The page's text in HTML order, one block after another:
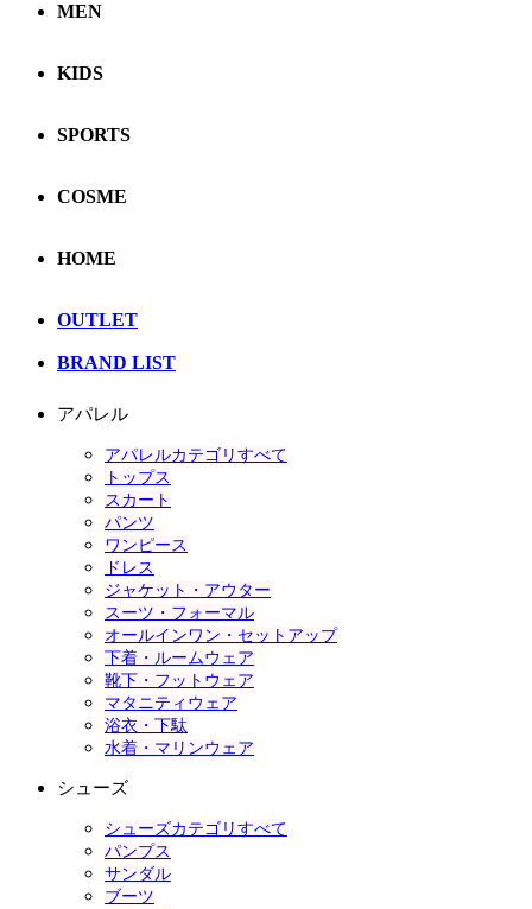
MEN
KIDS
SPORTS
COSME
HOME
OUTLET
BRAND LIST
アパレル
アパレルカテゴリすべて
トップス
スカート
パンツ
ワンピース
ドレス
ジャケット・アウター
スーツ・フォーマル
オールインワン・セットアップ
下着・ルームウェア
靴下・フットウェア
マタニティウェア
浴衣・下駄
水着・マリンウェア
シューズ
シューズカテゴリすべて
パンプス
サンダル
ブーツ